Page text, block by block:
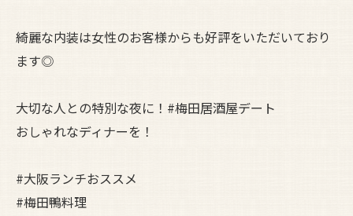
綺麗な内装は女性のお客様からも好評をいただいており
ます◎
大切な人との特別な夜に！#梅田居酒屋デート
おしゃれなディナーを！
#大阪ランチおススメ
#梅田鴨料理